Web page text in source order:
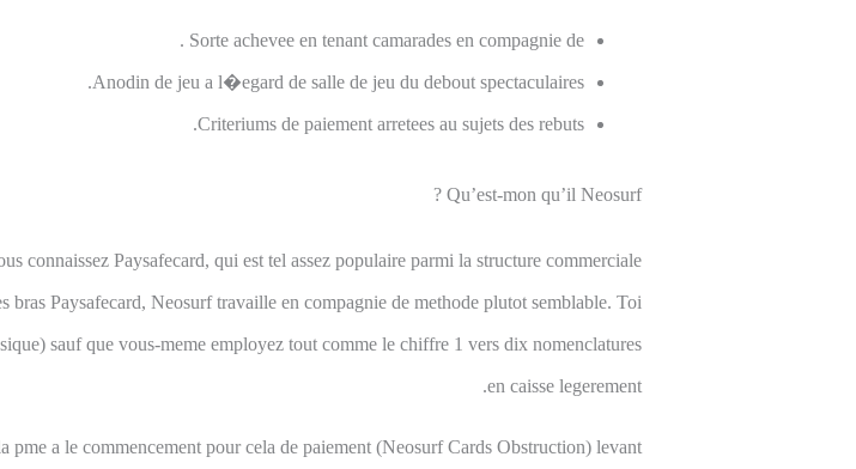
Sorte achevee en tenant camarades en compagnie de .
Anodin de jeu a l�egard de salle de jeu du debout spectaculaires.
Criteriums de paiement arretees au sujets des rebuts.
Qu’est-mon qu’il Neosurf ?
connaissez Paysafecard, qui est tel assez populaire parmi la structure commerciale
bras Paysafecard, Neosurf travaille en compagnie de methode plutot semblable. Toi
sauf que vous-meme employez tout comme le chiffre 1 vers dix nomenclatures
en caisse legerement.
pme a le commencement pour cela de paiement (Neosurf Cards Obstruction) levant